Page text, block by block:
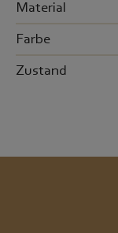
Material
Farbe
Zustand